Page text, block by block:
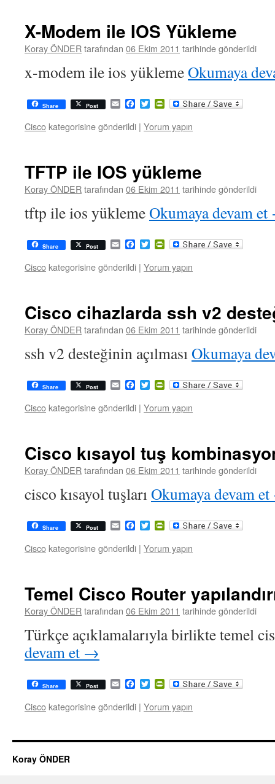
X-Modem ile IOS Yükleme
Koray ÖNDERtarafından 06 Ekim 2011 tarihinde gönderildi
x-modem ile ios yüklemeOkumaya
Share Post EmailFacebook
TwitterPrintFriendly
Cisco kategorisine gönderildi | Yorum yapın
TFTP ile IOS yükleme
Koray ÖNDERtarafından 06 Ekim 2011 tarihinde gönderildi
tftp ile ios yüklemeOkumaya devam et
Share Post EmailFacebook
TwitterPrintFriendly
Cisco kategorisine gönderildi | Yorum yapın
Cisco cihazlarda ssh v2
Koray ÖNDERtarafından 06 Ekim 2011 tarihinde gönderildi
ssh v2 desteğinin açılmasıOkumaya
Share Post EmailFacebook
TwitterPrintFriendly
Cisco kategorisine gönderildi | Yorum yapın
Cisco kısayol tuş
Koray ÖNDERtarafından 06 Ekim 2011 tarihinde gönderildi
cisco kısayol tuşlarıOkumaya devam et
Share Post EmailFacebook
TwitterPrintFriendly
Cisco kategorisine gönderildi | Yorum yapın
Temel Cisco Router
Koray ÖNDERtarafından 06 Ekim 2011 tarihinde gönderildi
Türkçe açıklamalarıyla birlikte temel
devam et →
Share Post EmailFacebook
TwitterPrintFriendly
Cisco kategorisine gönderildi | Yorum yapın
Koray ÖNDER